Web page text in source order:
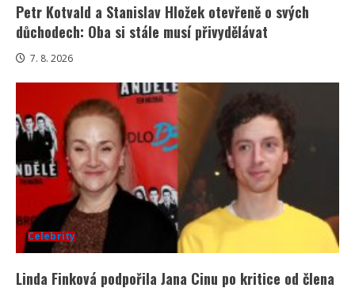
Petr Kotvald a Stanislav Hložek otevřeně o svých
důchodech: Oba si stále musí přivydělávat
7. 8. 2026
Celebrity
Linda Finková podpořila Jana Cinu po kritice od člena